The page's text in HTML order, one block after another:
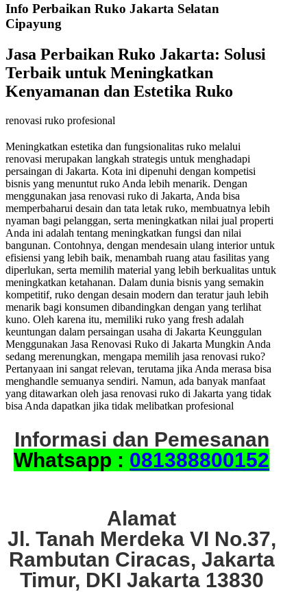
Info Perbaikan Ruko Jakarta Selatan
Cipayung
Jasa Perbaikan Ruko Jakarta: Solusi
Terbaik untuk Meningkatkan
Kenyamanan dan Estetika Ruko
renovasi ruko profesional
Meningkatkan estetika dan fungsionalitas ruko melalui
renovasi merupakan langkah strategis untuk menghadapi
persaingan di Jakarta. Kota ini dipenuhi dengan kompetisi
bisnis yang menuntut ruko Anda lebih menarik. Dengan
menggunakan jasa renovasi ruko di Jakarta, Anda bisa
memperbaharui desain dan tata letak ruko, membuatnya lebih
nyaman bagi pelanggan, serta meningkatkan nilai jual properti
Anda ini adalah tentang meningkatkan fungsi dan nilai
bangunan. Contohnya, dengan mendesain ulang interior untuk
efisiensi yang lebih baik, menambah ruang atau fasilitas yang
diperlukan, serta memilih material yang lebih berkualitas untuk
meningkatkan ketahanan. Dalam dunia bisnis yang semakin
kompetitif, ruko dengan desain modern dan teratur jauh lebih
menarik bagi konsumen dibandingkan dengan yang terlihat
kuno. Oleh karena itu, memiliki ruko yang fresh adalah
keuntungan dalam persaingan usaha di Jakarta Keunggulan
Menggunakan Jasa Renovasi Ruko di Jakarta Mungkin Anda
sedang merenungkan, mengapa memilih jasa renovasi ruko?
Pertanyaan ini sangat relevan, terutama jika Anda merasa bisa
menghandle semuanya sendiri. Namun, ada banyak manfaat
yang ditawarkan oleh jasa renovasi ruko di Jakarta yang tidak
bisa Anda dapatkan jika tidak melibatkan profesional
Informasi dan Pemesanan
Whatsapp : 081388800152
Alamat
Jl. Tanah Merdeka VI No.37,
Rambutan Ciracas, Jakarta
Timur, DKI Jakarta 13830